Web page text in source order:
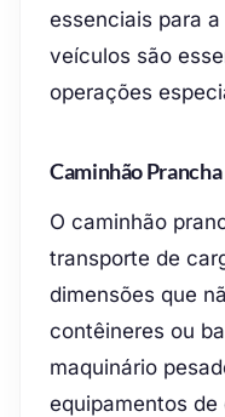
essenciais para
veículos são
operações
Caminhão Prancha
O caminhão
transporte de
dimensões que
contêineres ou
maquinário
equipamentos